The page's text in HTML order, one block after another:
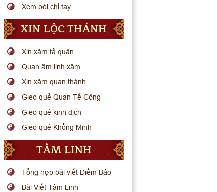
Xem bói chỉ tay
XIN LỘC THÁNH
Xin xăm tả quân
Quan âm linh xâm
Xin xăm quan thánh
Gieo quẻ Quan Tế Công
Gieo quẻ kinh dịch
Gieo quẻ Khổng Minh
TÂM LINH
Tổng hợp bài viết Điềm Báo
Bài Viết Tâm Linh